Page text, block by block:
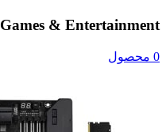
Games & Entertainment
0 محصول